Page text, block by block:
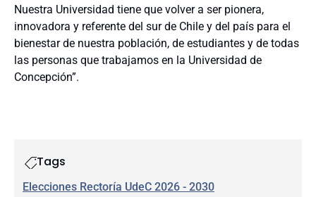
Nuestra Universidad tiene que volver a ser pionera,
innovadora y referente del sur de Chile y del país para el
bienestar de nuestra población, de estudiantes y de todas
las personas que trabajamos en la Universidad de
Concepción”.
Tags
Elecciones Rectoría UdeC 2026 - 2030